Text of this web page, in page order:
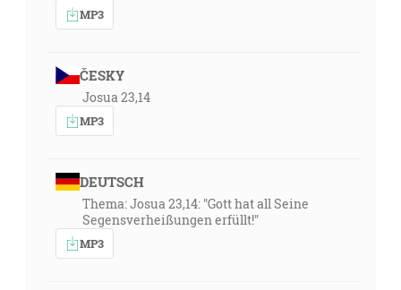
MP3
ČESKY
Josua 23,14
MP3
DEUTSCH
Thema: Josua 23,14: "Gott hat all Seine
Segensverheißungen erfüllt!"
MP3